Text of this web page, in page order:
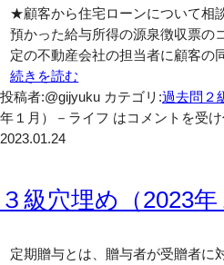
★顧客から住宅ローンについて相
預かった給与所得の源泉徴収票の
定の不動産会社の担当者に顧客の
続きを読む
投稿者:@gijyuku カテゴリ:過去問２
年１月）－ライフ はコメントを受
2023.01.24
３級穴埋め（2023
定期贈与とは、贈与者が受贈者に